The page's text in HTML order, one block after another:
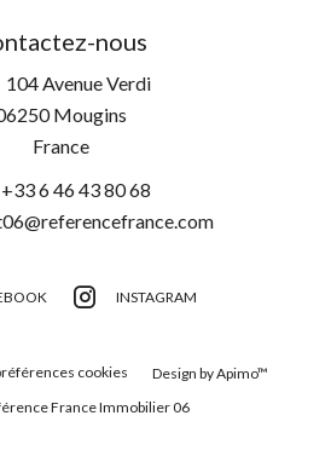
nous
104 Avenue Verdi
Mougins
France
+33 6 46 43 80 68
INSTAGRAM
cookies Design byApimo™
France Immobilier 06